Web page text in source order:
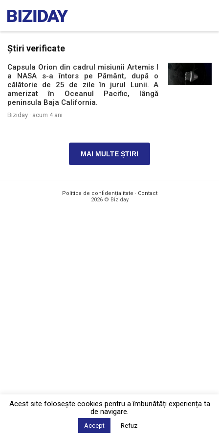
Știri verificate
Capsula Orion din cadrul misiunii Artemis I
a NASA s-a întors pe Pământ, după o
călătorie de 25 de zile în jurul Lunii. A
amerizat în Oceanul Pacific, lângă
peninsula Baja California.
Biziday · acum 4 ani
MAI MULTE ȘTIRI
Politica de confidențialitate · Contact
2026 © Biziday
Acest site foloseşte cookies pentru a îmbunătăți experiența ta
de navigare.
Accept Refuz